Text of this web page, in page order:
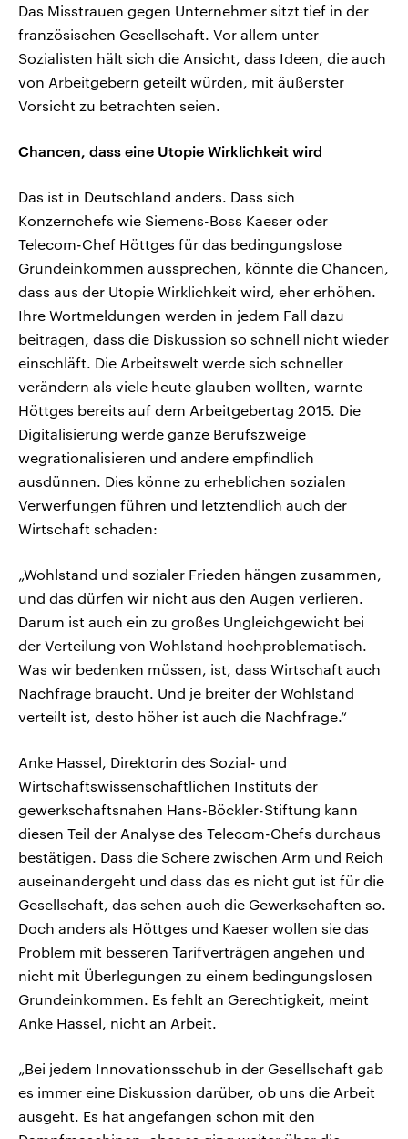
Das Misstrauen gegen Unternehmer sitzt tief in der
französischen Gesellschaft. Vor allem unter
Sozialisten hält sich die Ansicht, dass Ideen, die auch
von Arbeitgebern geteilt würden, mit äußerster
Vorsicht zu betrachten seien.
Chancen, dass eine Utopie Wirklichkeit wird
Das ist in Deutschland anders. Dass sich
Konzernchefs wie Siemens-Boss Kaeser oder
Telecom-Chef Höttges für das bedingungslose
Grundeinkommen aussprechen, könnte die Chancen,
dass aus der Utopie Wirklichkeit wird, eher erhöhen.
Ihre Wortmeldungen werden in jedem Fall dazu
beitragen, dass die Diskussion so schnell nicht wieder
einschläft. Die Arbeitswelt werde sich schneller
verändern als viele heute glauben wollten, warnte
Höttges bereits auf dem Arbeitgebertag 2015. Die
Digitalisierung werde ganze Berufszweige
wegrationalisieren und andere empfindlich
ausdünnen. Dies könne zu erheblichen sozialen
Verwerfungen führen und letztendlich auch der
Wirtschaft schaden:
„Wohlstand und sozialer Frieden hängen zusammen,
und das dürfen wir nicht aus den Augen verlieren.
Darum ist auch ein zu großes Ungleichgewicht bei
der Verteilung von Wohlstand hochproblematisch.
Was wir bedenken müssen, ist, dass Wirtschaft auch
Nachfrage braucht. Und je breiter der Wohlstand
verteilt ist, desto höher ist auch die Nachfrage.“
Anke Hassel, Direktorin des Sozial- und
Wirtschaftswissenschaftlichen Instituts der
gewerkschaftsnahen Hans-Böckler-Stiftung kann
diesen Teil der Analyse des Telecom-Chefs durchaus
bestätigen. Dass die Schere zwischen Arm und Reich
auseinandergeht und dass das es nicht gut ist für die
Gesellschaft, das sehen auch die Gewerkschaften so.
Doch anders als Höttges und Kaeser wollen sie das
Problem mit besseren Tarifverträgen angehen und
nicht mit Überlegungen zu einem bedingungslosen
Grundeinkommen. Es fehlt an Gerechtigkeit, meint
Anke Hassel, nicht an Arbeit.
„Bei jedem Innovationsschub in der Gesellschaft gab
es immer eine Diskussion darüber, ob uns die Arbeit
ausgeht. Es hat angefangen schon mit den